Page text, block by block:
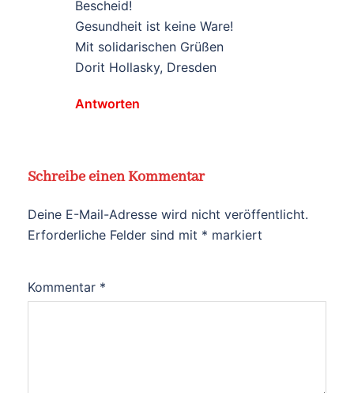
Bescheid!
Gesundheit ist keine Ware!
Mit solidarischen Grüßen
Dorit Hollasky, Dresden
Antworten
Schreibe einen Kommentar
Deine E-Mail-Adresse wird nicht veröffentlicht.
Erforderliche Felder sind mit * markiert
Kommentar *